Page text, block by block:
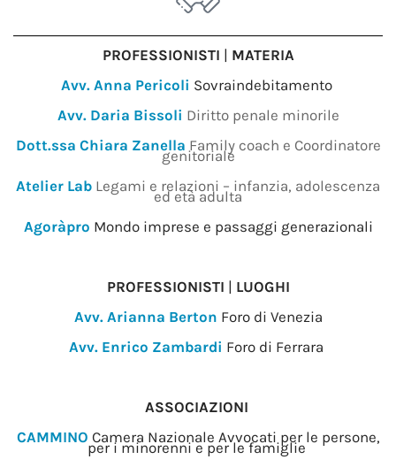
PROFESSIONISTI | MATERIA
Avv. Anna Pericoli Sovraindebitamento
Avv. Daria Bissoli Diritto penale minorile
Dott.ssa Chiara Zanella Family coach e Coordinatore
genitoriale
Atelier Lab Legami e relazioni – infanzia, adolescenza
ed età adulta
Agoràpro Mondo imprese e passaggi generazionali
PROFESSIONISTI | LUOGHI
Avv. Arianna Berton Foro di Venezia
Avv. Enrico Zambardi Foro di Ferrara
ASSOCIAZIONI
CAMMINO Camera Nazionale Avvocati per le persone,
per i minorenni e per le famiglie